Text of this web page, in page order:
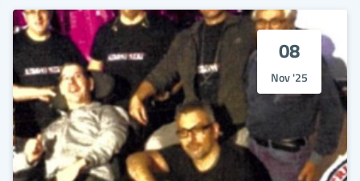
08
Nov '25